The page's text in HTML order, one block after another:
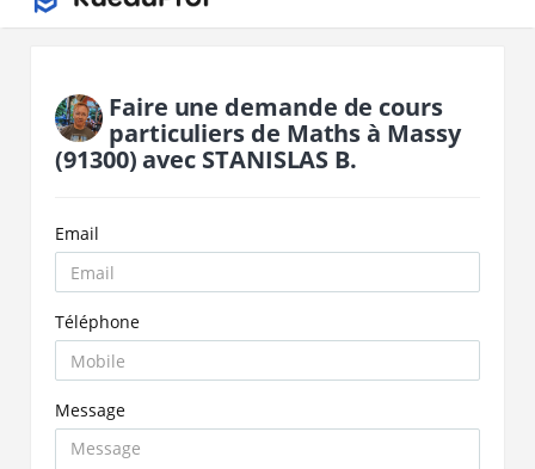
Faire une demande de cours
particuliers de Mathsà Massy
(91300)avec STANISLAS B.
Email
Téléphone
Message